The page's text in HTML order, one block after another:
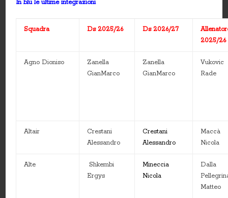
In blu le ultime integrazioni
Squadra Ds 2025/26 Ds 2026/27
2025/26
Agno Dioniso
Zanella
GianMarco
Zanella
GianMarco
Vukovic
Rade
Altair
Crestani
Alessandro
Crestani
Alessandro
Maccà
Nicola
Alte
Shkembi
Ergys
Mineccia
Nicola
Dalla
Matteo